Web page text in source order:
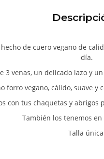
de cuero vegano de
día.
3 venas, un delicado lazo y
forro vegano, cálido, suave
con tus chaquetas y abrigos
También los tenemos en
Talla